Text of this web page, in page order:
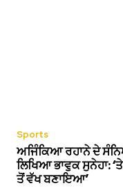
Sports
ਅਜਿੰਕਿਆ ਰਹਾਨੇ ਦੇ
ਲਿਖਿਆ ਭਾਵੁਕ ਸੁਨੇਹਾ:
ਤੋਂ ਵੱਖ ਬਣਾਇਆ’